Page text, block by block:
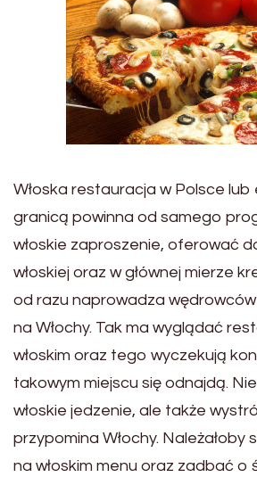
Włoska restauracja w Polsce lub
granicą powinna od samego
włoskie zaproszenie, oferować
włoskiej oraz w głównej mierze
od razu naprowadza
na Włochy. Tak ma wyglądać
włoskim oraz tego wyczekują
takowym miejscu się odnajdą.
włoskie jedzenie, ale także
przypomina Włochy. Należałoby
na włoskim menu oraz zadbać o